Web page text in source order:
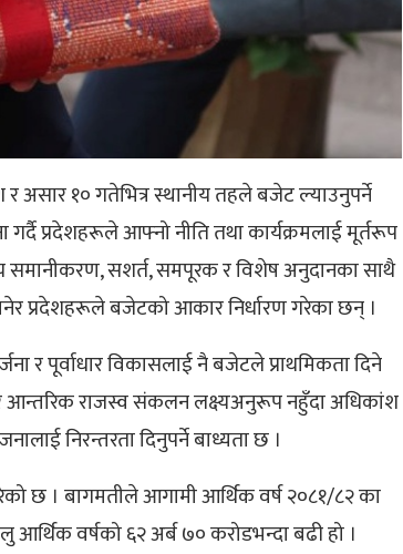
असार १० गतेभित्र स्थानीय तहले बजेट ल्याउनुपर्ने
प्रदेशहरूले आफ्नो नीति तथा कार्यक्रमलाई मूर्तरूप
समानीकरण, सशर्त, समपूरक र विशेष अनुदानका साथै
प्रदेशहरूले बजेटको आकार निर्धारण गरेका छन् ।
र पूर्वाधार विकासलाई नै बजेटले प्राथमिकता दिने
आन्तरिक राजस्व संकलन लक्ष्यअनुरूप नहुँदा अधिकांश
निरन्तरता दिनुपर्ने बाध्यता छ ।
छ । बागमतीले आगामी आर्थिक वर्ष २०८१/८२ का
वर्षको ६२ अर्ब ७० करोडभन्दा बढी हो ।